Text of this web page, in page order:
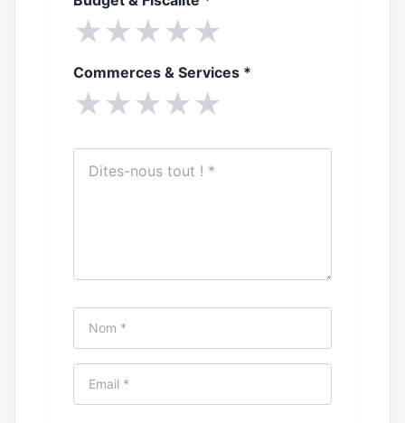
★★★★★
Commerces & Services *
★★★★★